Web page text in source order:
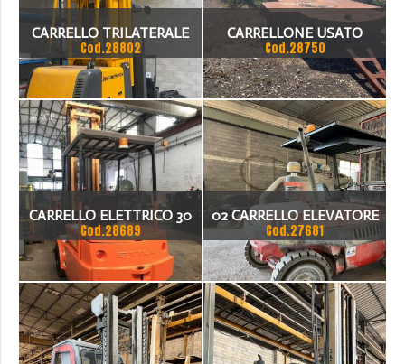
CARRELLO TRILATERALE
JUNGHEINRICH 513
ALTEZZA 14 METRI
Cod.28802
CARRELLONE USATO
Cod.28750
CARRELLO ELETTRICO 30
Q.LI
Cod.28689
02 CARRELLO ELEVATORE
LINDE H 80.
Cod.27681